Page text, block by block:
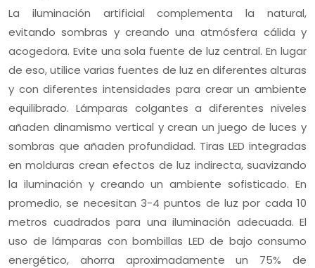
La iluminación artificial complementa la natural,
evitando sombras y creando una atmósfera cálida y
acogedora. Evite una sola fuente de luz central. En lugar
de eso, utilice varias fuentes de luz en diferentes alturas
y con diferentes intensidades para crear un ambiente
equilibrado. Lámparas colgantes a diferentes niveles
añaden dinamismo vertical y crean un juego de luces y
sombras que añaden profundidad. Tiras LED integradas
en molduras crean efectos de luz indirecta, suavizando
la iluminación y creando un ambiente sofisticado. En
promedio, se necesitan 3-4 puntos de luz por cada 10
metros cuadrados para una iluminación adecuada. El
uso de lámparas con bombillas LED de bajo consumo
energético, ahorra aproximadamente un 75% de